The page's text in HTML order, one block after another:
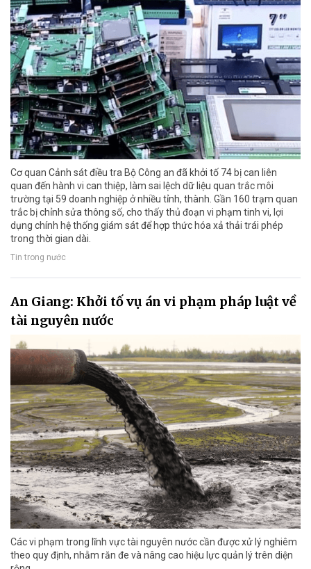
Cơ quan Cảnh sát điều tra Bộ Công an đã khởi tố 74 bị can liên
quan đến hành vi can thiệp, làm sai lệch dữ liệu quan trắc môi
trường tại 59 doanh nghiệp ở nhiều tỉnh, thành. Gần 160 trạm quan
trắc bị chỉnh sửa thông số, cho thấy thủ đoạn vi phạm tinh vi, lợi
dụng chính hệ thống giám sát để hợp thức hóa xả thải trái phép
trong thời gian dài.
Tin trong nước
An Giang: Khởi tố vụ án vi phạm pháp luật về
tài nguyên nước
Các vi phạm trong lĩnh vực tài nguyên nước cần được xử lý nghiêm
theo quy định, nhằm răn đe và nâng cao hiệu lực quản lý trên diện